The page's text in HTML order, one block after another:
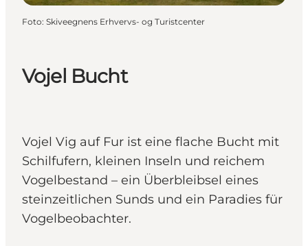
Vojel Bucht
Vojel Vig auf Fur ist eine flache Bucht mit
Schilfufern, kleinen Inseln und reichem
Vogelbestand – ein Überbleibsel eines
steinzeitlichen Sunds und ein Paradies für
Vogelbeobachter.
Foto: Skiveegnens Erhvervs- og Turistcenter